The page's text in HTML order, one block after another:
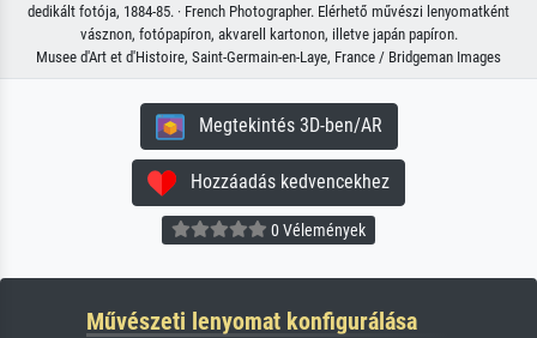
dedikált fotója, 1884-85. · French Photographer. Elérhető művészi lenyomatként
vásznon, fotópapíron, akvarell kartonon, illetve japán papíron.
Musee d'Art et d'Histoire, Saint-Germain-en-Laye, France / Bridgeman Images
Megtekintés 3D-ben/AR
Hozzáadás kedvencekhez
0 Vélemények
Művészeti lenyomat konfigurálása